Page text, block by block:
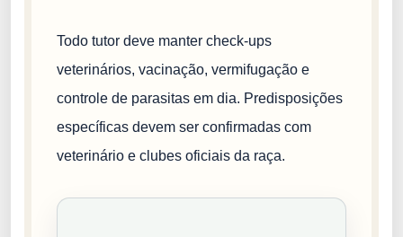
Todo tutor deve manter check-ups
veterinários, vacinação, vermifugação e
controle de parasitas em dia. Predisposições
específicas devem ser confirmadas com
veterinário e clubes oficiais da raça.